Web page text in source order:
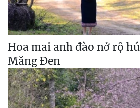
Hoa mai anh đào nở rộ
Măng Đen